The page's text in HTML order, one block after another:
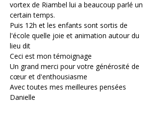
vortex de Riambel lui a beaucoup parlé un
certain temps.
Puis 12h et les enfants sont sortis de
l'école quelle joie et animation autour du
lieu dit
Ceci est mon témoignage
Un grand merci pour votre générosité de
cœur et d'enthousiasme
Avec toutes mes meilleures pensées
Danielle